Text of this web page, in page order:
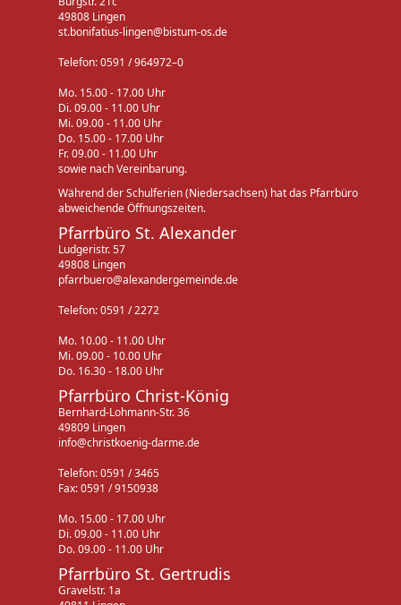
49808 Lingen
st.bonifatius-lingen@bistum-os.de
Telefon: 0591 / 964972–0
Mo. 15.00 - 17.00 Uhr
Di. 09.00 - 11.00 Uhr
Mi. 09.00 - 11.00 Uhr
Do. 15.00 - 17.00 Uhr
Fr. 09.00 - 11.00 Uhr
sowie nach Vereinbarung.
Während der Schulferien (Niedersachsen) hat das Pfarrbüro
abweichende Öffnungszeiten.
Pfarrbüro St. Alexander
Ludgeristr. 57
49808 Lingen
pfarrbuero@alexandergemeinde.de
Telefon: 0591 / 2272
Mo. 10.00 - 11.00 Uhr
Mi. 09.00 - 10.00 Uhr
Do. 16.30 - 18.00 Uhr
Pfarrbüro Christ-König
Bernhard-Lohmann-Str. 36
49809 Lingen
info@christkoenig-darme.de
Telefon: 0591 / 3465
Fax: 0591 / 9150938
Mo. 15.00 - 17.00 Uhr
Di. 09.00 - 11.00 Uhr
Do. 09.00 - 11.00 Uhr
Pfarrbüro St. Gertrudis
Gravelstr. 1a